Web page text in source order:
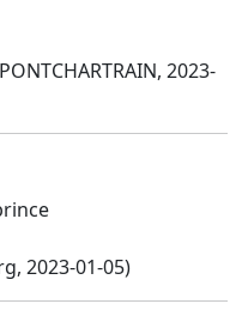
2023-
2023-01-05)